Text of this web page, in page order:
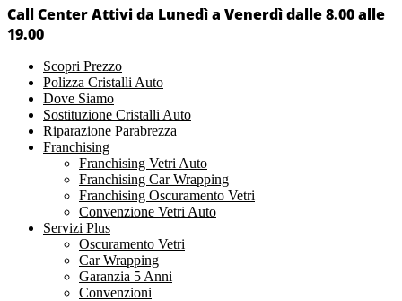
Call Center Attivi da Lunedì a Venerdì dalle 8.00 alle
19.00
Scopri Prezzo
Polizza Cristalli Auto
Dove Siamo
Sostituzione Cristalli Auto
Riparazione Parabrezza
Franchising
Franchising Vetri Auto
Franchising Car Wrapping
Franchising Oscuramento Vetri
Convenzione Vetri Auto
Servizi Plus
Oscuramento Vetri
Car Wrapping
Garanzia 5 Anni
Convenzioni